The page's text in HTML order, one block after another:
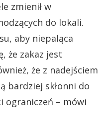
zmienił w
do lokali.
aby niepaląca
że zakaz jest
że z nadejściem
bardziej skłonni do
ograniczeń – mówi